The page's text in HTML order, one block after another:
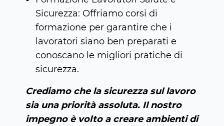
Sicurezza: Offriamo corsi di
formazione per garantire che i
lavoratori siano ben preparati e
conoscano le migliori pratiche di
sicurezza.
Crediamo che la sicurezza sul lavoro
sia una priorità assoluta. Il nostro
impegno è volto a creare ambienti di